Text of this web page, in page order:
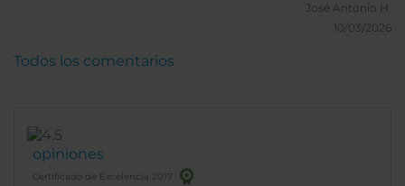
José Antonio H.
10/03/2026
opiniones
Certificado de Excelencia 2017
Todos los comentarios